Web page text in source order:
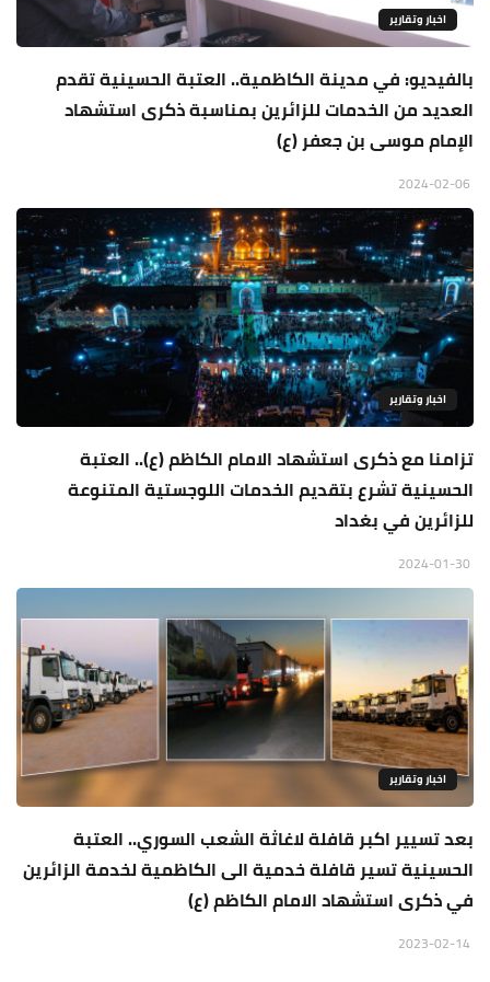
اخبار وتقارير
بالفيديو: في مدينة الكاظمية.. العتبة الحسينية تقدم
العديد من الخدمات للزائرين بمناسبة ذكرى استشهاد
الإمام موسى بن جعفر (ع)
اخبار وتقارير
تزامنا مع ذكرى استشهاد الامام الكاظم (ع).. العتبة
الحسينية تشرع بتقديم الخدمات اللوجستية المتنوعة
للزائرين في بغداد
اخبار وتقارير
بعد تسيير اكبر قافلة لاغاثة الشعب السوري.. العتبة
الحسينية تسير قافلة خدمية الى الكاظمية لخدمة الزائرين
في ذكرى استشهاد الامام الكاظم (ع)